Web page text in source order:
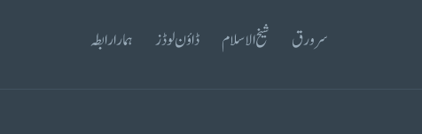
سرورق شیخ الاسلام ڈاؤن لوڈز ہمارا رابطہ